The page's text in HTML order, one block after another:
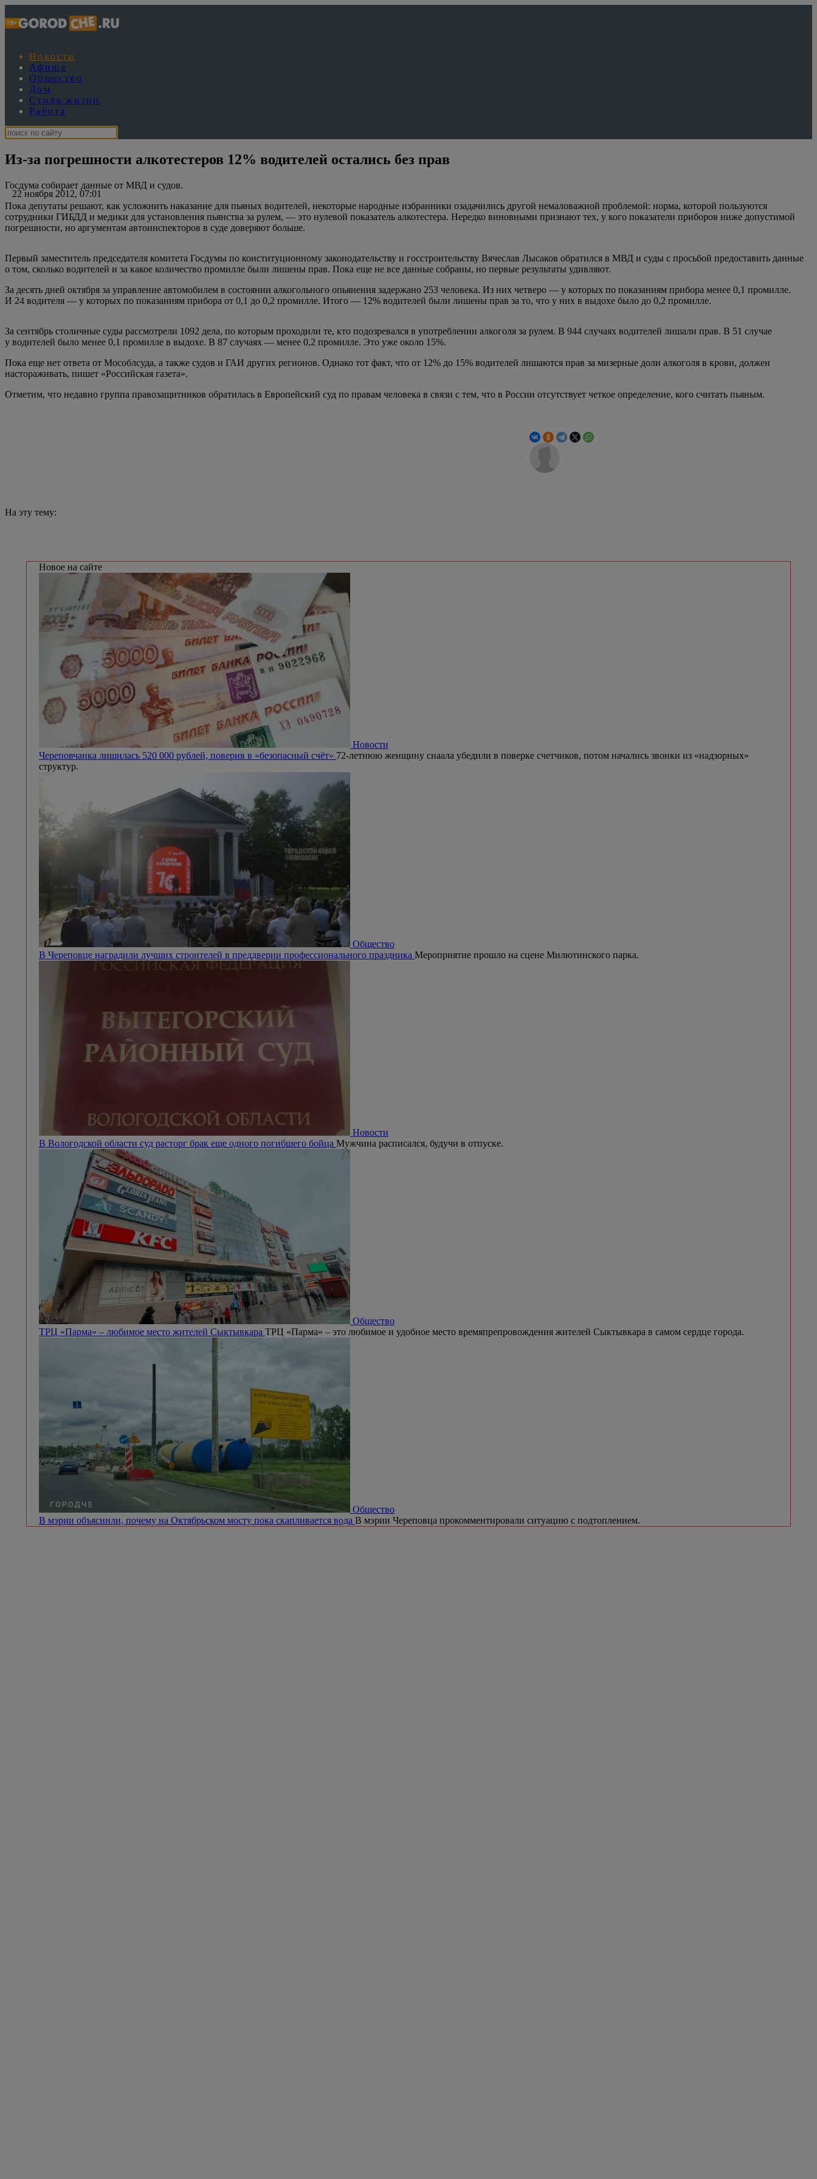
Новости
Афиша
Общество
Дом
Стиль жизни
Работа
Из-за погрешности алкотестеров 12% водителей остались без прав
22 ноября 2012, 07:01
Госдума собирает данные от МВД и судов.
Пока депутаты решают, как усложнить наказание для пьяных водителей, некоторые народные избранники озадачились другой немаловажной проблемой: норма, которой пользуются
сотрудники ГИБДД и медики для установления пьянства за рулем, — это нулевой показатель алкотестера. Нередко виновными признают тех, у кого показатели приборов ниже допустимой
погрешности, но аргументам автоинспекторов в суде доверяют больше.
Первый заместитель председателя комитета Госдумы по конституционному законодательству и госстроительству Вячеслав Лысаков обратился в МВД и суды с просьбой предоставить данные
о том, сколько водителей и за какое количество промилле были лишены прав. Пока еще не все данные собраны, но первые результаты удивляют.
За десять дней октября за управление автомобилем в состоянии алкогольного опьянения задержано 253 человека. Из них четверо — у которых по показаниям прибора менее 0,1 промилле.
И 24 водителя — у которых по показаниям прибора от 0,1 до 0,2 промилле. Итого — 12% водителей были лишены прав за то, что у них в выдохе было до 0,2 промилле.
За сентябрь столичные суды рассмотрели 1092 дела, по которым проходили те, кто подозревался в употреблении алкоголя за рулем. В 944 случаях водителей лишали прав. В 51 случае
у водителей было менее 0,1 промилле в выдохе. В 87 случаях — менее 0,2 промилле. Это уже около 15%.
Пока еще нет ответа от Мособлсуда, а также судов и ГАИ других регионов. Однако тот факт, что от 12% до 15% водителей лишаются прав за мизерные доли алкоголя в крови, должен
настораживать, пишет «Российская газета».
Отметим, что недавно группа правозащитников обратилась в Европейский суд по правам человека в связи с тем, что в России отсутствует четкое определение, кого считать пьяным.
На эту тему:
Новое на сайте
Новости
Череповчанка лишилась 520 000 рублей, поверив в «безопасный счёт» 72-летнюю женщину снаала убедили в поверке счетчиков, потом начались звонки из «надзорных»
структур.
Общество
В Череповце наградили лучших строителей в преддверии профессионального праздника Мероприятие прошло на сцене Милютинского парка.
Новости
В Вологодской области суд расторг брак еще одного погибшего бойца Мужчина расписался, будучи в отпуске.
Общество
ТРЦ «Парма» – любимое место жителей Сыктывкара ТРЦ «Парма» – это любимое и удобное место времяпрепровождения жителей Сыктывкара в самом сердце города.
Общество
В мэрии объяснили, почему на Октябрьском мосту пока скапливается вода В мэрии Череповца прокомментировали ситуацию с подтоплением.